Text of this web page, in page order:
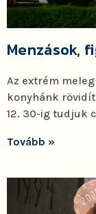
Menzások,
Az extrém
konyhánk
12. 30-ig tudjuk
Tovább »